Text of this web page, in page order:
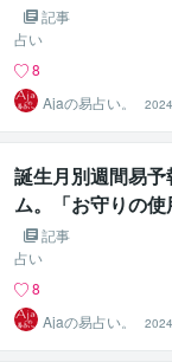
記事
占い
8
Ajaの易占い。
誕生月別週間易
ム。「お守りの使
記事
占い
8
Ajaの易占い。